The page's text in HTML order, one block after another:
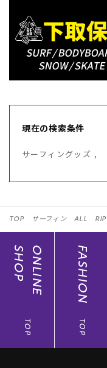
現在の検索条件
サーフィングッズ ,
TOP サーフィン ALL
ONLINE
SHOP
TOP
FASHION
TOP